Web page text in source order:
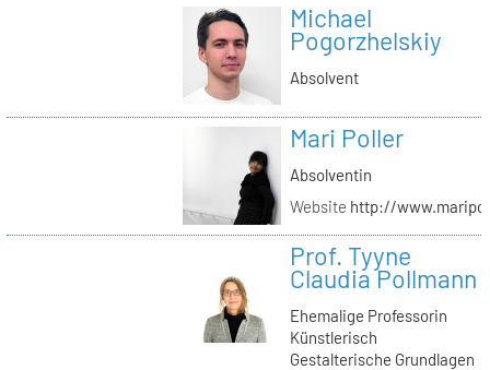
Michael
Pogorzhelskiy
Absolvent
Mari Poller
Absolventin
Website http://
Prof. Tyyne
Claudia Pollmann
Ehemalige Professorin
Künstlerisch
Gestalterische Grundlagen